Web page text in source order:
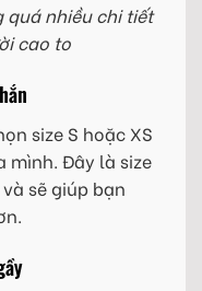
quá nhiều chi tiết
cao to
size S hoặc XS
mình. Đây là size
sẽ giúp bạn